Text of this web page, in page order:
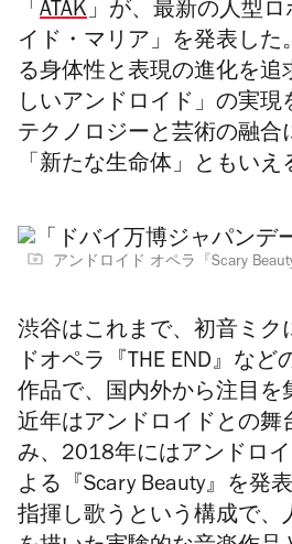
「 ATAK」が、最新の人型
イド・マリア」を発表した
る身体性と表現の進化を追
しいアンドロイド」の実現
テクノロジーと芸術の融合
「新たな生命体」ともいえ
アンドロイド オペラ『Scary
渋谷はこれまで、初音ミク
ドオペラ『THE END』など
作品で、国内外から注目を
近年はアンドロイドとの舞
み、2018年にはアンドロ
よる『Scary Beauty』を発
指揮し歌うという構成で、